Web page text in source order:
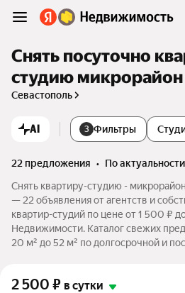
Снять посуточно
студию
Севастополь
AI 3 Фильтры
22 предложения •
по актуальности
Снять квартиру-студию -
— 22 объявления от агентств и
квартир-студий по цене от 1 500 ₽
Недвижимости. Каталог свежих
20 м² до 52 м² по долгосрочной и
2 500 ₽ в сутки